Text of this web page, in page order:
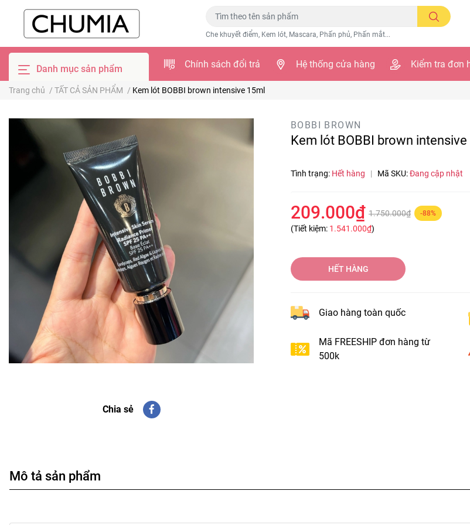
Che khuyết điểm, Kem lót, Mascara, Phấn phủ, Phấn mắt...
Danh mục sản phẩm Chính sách đổi trả Hệ thống cửa hàng Kiểm tra đơn
Trang chủ / TẤT CẢ SẢN PHẨM / Kem lót BOBBI brown intensive 15ml
Chia sẻ
BOBBI BROWN
Kem lót BOBBI brown
Tình trạng: Hết hàng | Mã SKU:Đang cập nhật
209.000₫ 1.750.000₫ -88%
(Tiết kiệm: 1.541.000₫)
HẾT HÀNG
Giao hàng toàn quốc
Mã FREESHIP đơn hàng từ
500k
Mô tả sản phẩm